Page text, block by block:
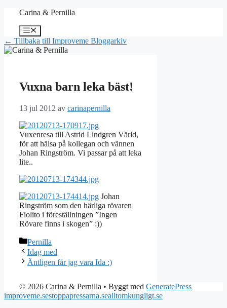
Hoppa
innehåll
Carina & Pernilla
Meny
← Tillbaka till Improveme Bloggarkiv
Vuxna barn leka bäst!
13 jul 2012 av carinapernilla
Vuxenresa till Astrid Lindgren Värld,
för att hälsa på kollegan och vännen
Johan Ringström. Vi passar på att leka
lite..
Johan
Ringström som den härliga rövaren
Fiolito i föreställningen ”Ingen
Rövare finns i skogen” :))
Kategorier
Pernilla
Idag med
Äntligen får jag vara Ida :)
© 2026 Carina & Pernilla • Byggt med GeneratePress
improveme.sestoppapressarna.sealltomkungligt.se